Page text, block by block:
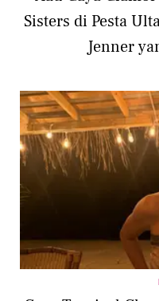
Sisters di Pesta
Jenner